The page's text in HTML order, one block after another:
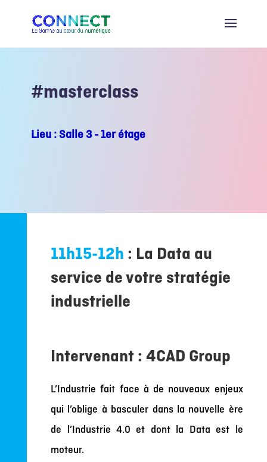
#masterclass
Lieu : Salle 3 - 1er étage
11h15-12h : La Data au
service de votre stratégie
industrielle
Intervenant : 4CAD Group
L’Industrie fait face à de nouveaux enjeux
qui l’oblige à basculer dans la nouvelle ère
de l’Industrie 4.0 et dont la Data est le
moteur.